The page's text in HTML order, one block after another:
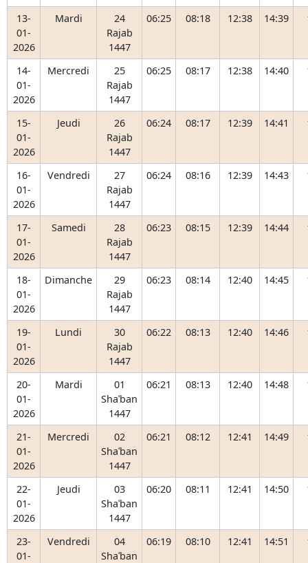
13-
01-
2026
Mardi
24
Rajab
1447
06:25 08:18 12:38 14:39
14-
01-
2026
Mercredi
25
Rajab
1447
06:25 08:17 12:38 14:40
15-
01-
2026
Jeudi
26
Rajab
1447
06:24 08:17 12:39 14:41
16-
01-
2026
Vendredi
27
Rajab
1447
06:24 08:16 12:39 14:43
17-
01-
2026
Samedi
28
Rajab
1447
06:23 08:15 12:39 14:44
18-
01-
2026
Dimanche
29
Rajab
1447
06:23 08:14 12:40 14:45
19-
01-
2026
Lundi
30
Rajab
1447
06:22 08:13 12:40 14:46
20-
01-
2026
Mardi
01
Shaʿban
1447
06:21 08:13 12:40 14:48
21-
01-
2026
Mercredi
02
Shaʿban
1447
06:21 08:12 12:41 14:49
22-
01-
2026
Jeudi
03
Shaʿban
1447
06:20 08:11 12:41 14:50
23-
01-
Vendredi
04
Shaʿban
06:19 08:10 12:41 14:51